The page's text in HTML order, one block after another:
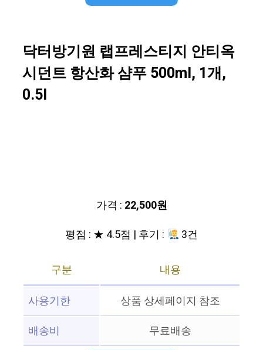
닥터방기원 랩프레스티지 안티옥
시던트 항산화 샴푸 500ml, 1개,
0.5l
가격 : 22,500원
평점 : ★ 4.5점 | 후기 :
3건
구분
내용
사용기한
상품 상세페이지 참조
배송비
무료배송